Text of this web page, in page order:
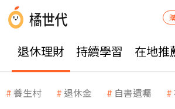
退休理財 持續學習 在地推
養生村 退休金 自書遺囑